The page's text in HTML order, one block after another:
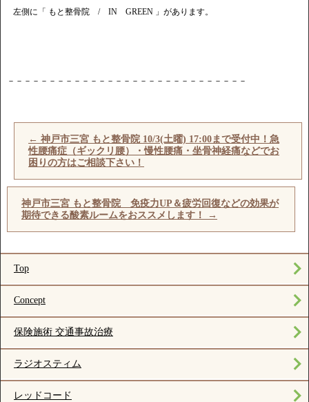
左側に「 もと整骨院 / IN GREEN 」があります。
－－－－－－－－－－－－－－－－－－－－－－－－－－－－－
← 神戸市三宮 もと整骨院 10/3(土曜) 17:00まで受付中！急
性腰痛症（ギックリ腰）・慢性腰痛・坐骨神経痛などでお
困りの方はご相談下さい！
神戸市三宮 もと整骨院 免疫力UP＆疲労回復などの効果が
期待できる酸素ルームをおススメします！
→
Top
Concept
保険施術 交通事故治療
ラジオスティム
レッドコード